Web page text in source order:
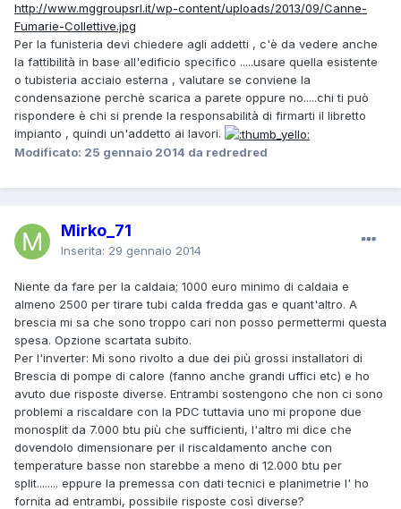
http://www.mggroupsrl.it/wp-content/uploads/2013/09/Canne-
Fumarie-Collettive.jpg
Per la funisteria devi chiedere agli addetti , c'è da vedere anche
la fattibilità in base all'edificio specifico .....usare quella esistente
o tubisteria acciaio esterna , valutare se conviene la
condensazione perchè scarica a parete oppure no.....chi ti può
rispondere è chi si prende la responsabilità di firmarti il libretto
impianto , quindi un'addetto ai lavori.
Modificato: 25 gennaio 2014 da redredred
Mirko_71
Inserita: 29 gennaio 2014
Niente da fare per la caldaia; 1000 euro minimo di caldaia e
almeno 2500 per tirare tubi calda fredda gas e quant'altro. A
brescia mi sa che sono troppo cari non posso permettermi questa
spesa. Opzione scartata subito.
Per l'inverter: Mi sono rivolto a due dei più grossi installatori di
Brescia di pompe di calore (fanno anche grandi uffici etc) e ho
avuto due risposte diverse. Entrambi sostengono che non ci sono
problemi a riscaldare con la PDC tuttavia uno mi propone due
monosplit da 7.000 btu più che sufficienti, l'altro mi dice che
dovendolo dimensionare per il riscaldamento anche con
temperature basse non starebbe a meno di 12.000 btu per
split........ eppure la premessa con dati tecnici e planimetrie l' ho
fornita ad entrambi, possibile risposte così diverse?